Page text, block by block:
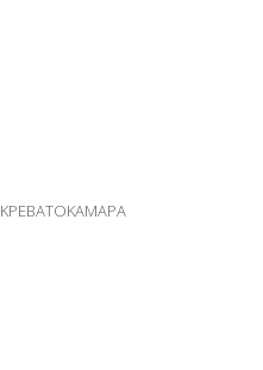
ΚΡΕΒΑΤΟΚΑΜΑΡΑ